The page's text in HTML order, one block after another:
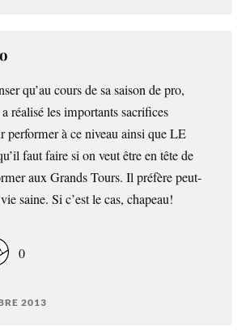
qu’au cours de sa saison de pro,
réalisé les importants sacrifices
performer à ce niveau ainsi que LE
faut faire si on veut être en tête de
aux Grands Tours. Il préfère peut-
saine. Si c’est le cas, chapeau!
0
2013